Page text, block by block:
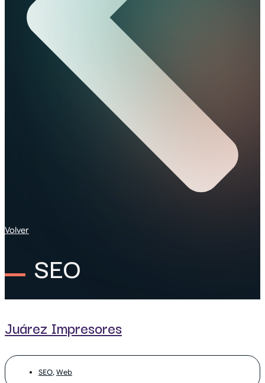
Volver
SEO
Juárez Impresores
SEO, Web